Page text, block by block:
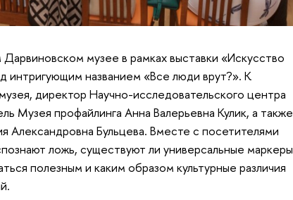
музее в рамках выставки «Искусство
интригующим названием «Все люди врут?». К
директор Научно-исследовательского центра
Музея профайлинга Анна Валерьевна Кулик, а также
Бульцева. Вместе с посетителями
ложь, существуют ли универсальные маркеры
полезным и каким образом культурные различия